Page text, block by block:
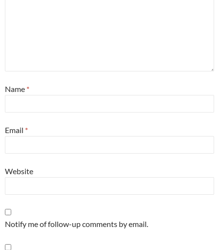
Name *
Email *
Website
Notify me of follow-up comments by email.